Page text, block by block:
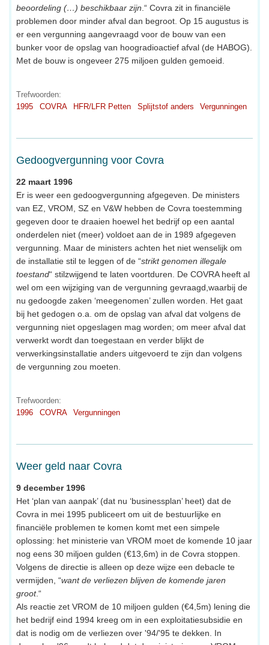
beoordeling (…) beschikbaar zijn .“ Covra zit in financiële
problemen door minder afval dan begroot. Op 15 augustus is
er een vergunning aangevraagd voor de bouw van een
bunker voor de opslag van hoogradioactief afval (de HABOG).
Met de bouw is ongeveer 275 miljoen gulden gemoeid.
Trefwoorden:
1995
COVRA HFR/LFR Petten Splijtstof anders Vergunningen
Gedoogvergunning voor Covra
22 maart 1996
Er is weer een gedoogvergunning afgegeven. De ministers
van EZ, VROM, SZ en V&W hebben de Covra toestemming
gegeven door te draaien hoewel het bedrijf op een aantal
onderdelen niet (meer) voldoet aan de in 1989 afgegeven
vergunning. Maar de ministers achten het niet wenselijk om
de installatie stil te leggen of de “strikt genomen illegale
toestand“ stilzwijgend te laten voortduren. De COVRA heeft al
wel om een wijziging van de vergunning gevraagd,waarbij de
nu gedoogde zaken ‘meegenomen’ zullen worden. Het gaat
bij het gedogen o.a. om de opslag van afval dat volgens de
vergunning niet opgeslagen mag worden; om meer afval dat
verwerkt wordt dan toegestaan en verder blijkt de
verwerkingsinstallatie anders uitgevoerd te zijn dan volgens
de vergunning zou moeten.
Trefwoorden:
1996
COVRA Vergunningen
Weer geld naar Covra
9 december 1996
Het ‘plan van aanpak’ (dat nu ‘businessplan’ heet) dat de
Covra in mei 1995 publiceert om uit de bestuurlijke en
financiële problemen te komen komt met een simpele
oplossing: het ministerie van VROM moet de komende 10 jaar
nog eens 30 miljoen gulden (€13,6m) in de Covra stoppen.
Volgens de directie is alleen op deze wijze een debacle te
vermijden, “want de verliezen blijven de komende jaren
groot.“
Als reactie zet VROM de 10 miljoen gulden (€4,5m) lening die
het bedrijf eind 1994 kreeg om in een exploitatiesubsidie en
dat is nodig om de verliezen over '94/'95 te dekken. In